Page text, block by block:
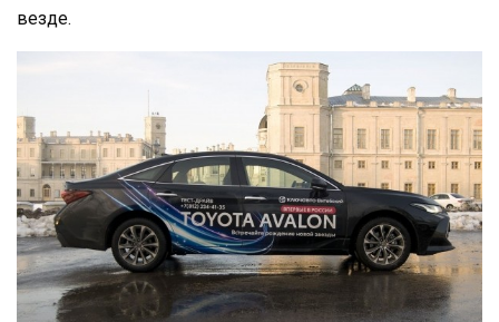
везде.